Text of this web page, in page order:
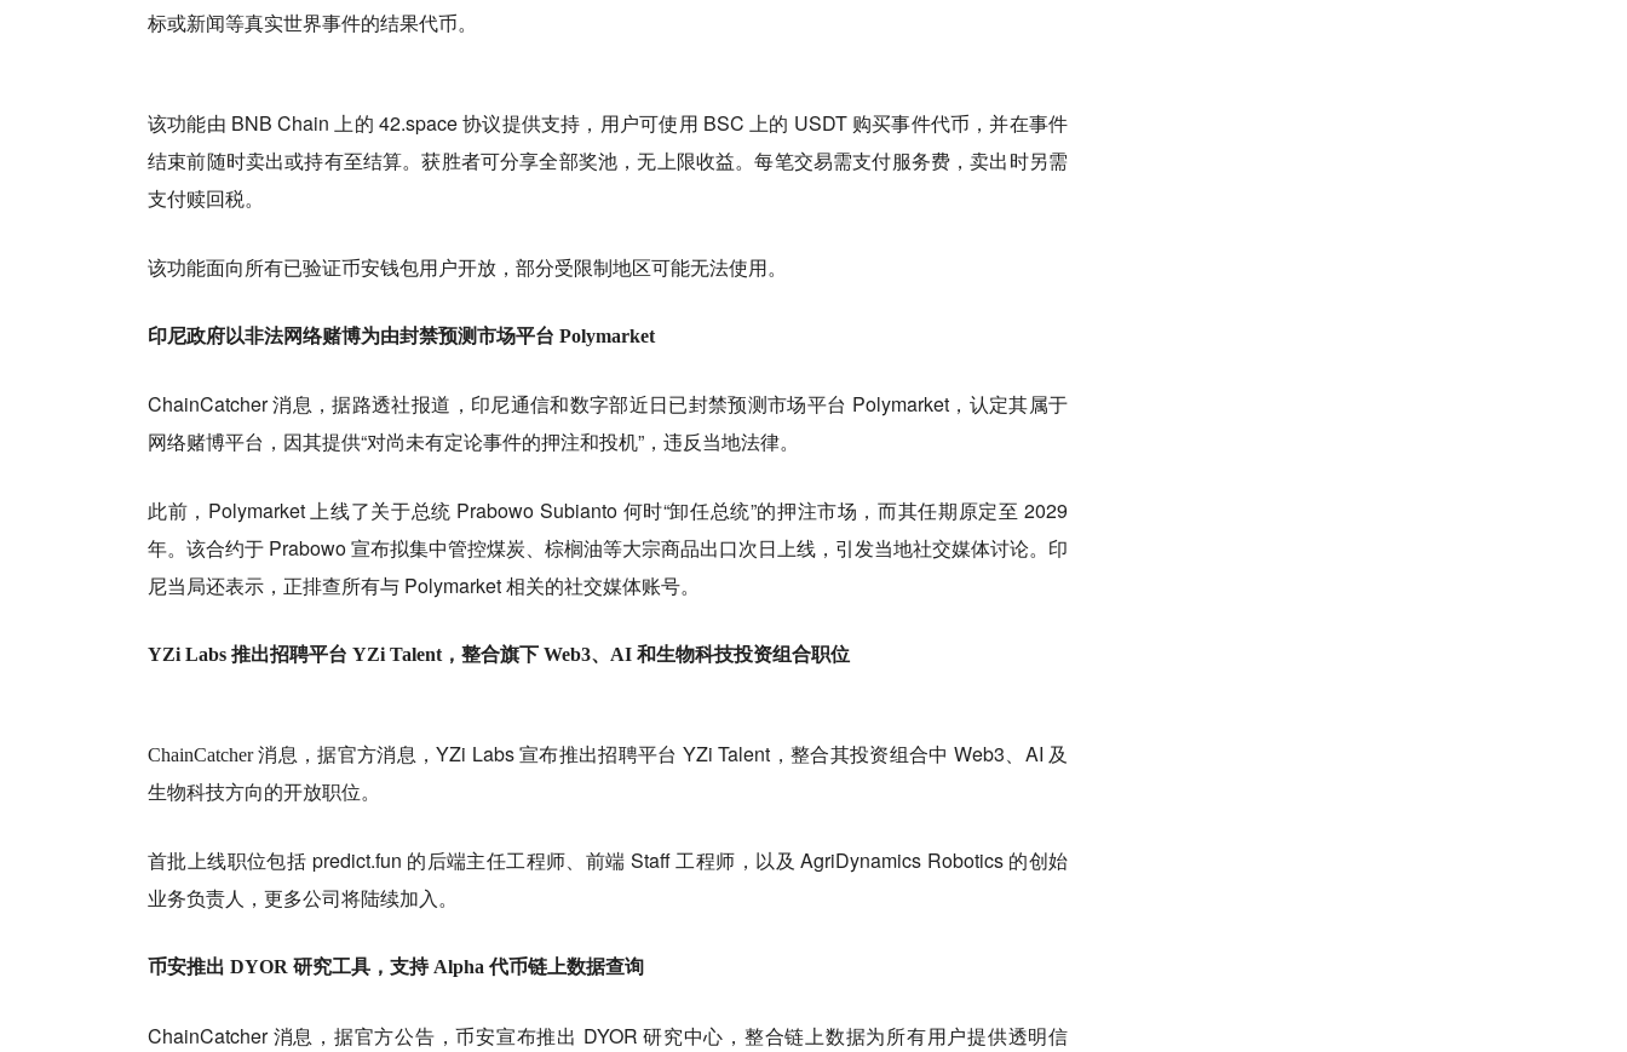
标或新闻等真实世界事件的结果代币。
该功能由 BNB Chain 上的 42.space 协议提供支持，用户可使用 BSC 上的 USDT 购买事件代币，并在事件
结束前随时卖出或持有至结算。获胜者可分享全部奖池，无上限收益。每笔交易需支付服务费，卖出时另需
支付赎回税。
该功能面向所有已验证币安钱包用户开放，部分受限制地区可能无法使用。
印尼政府以非法网络赌博为由封禁预测市场平台 Polymarket
ChainCatcher 消息，据路透社报道，印尼通信和数字部近日已封禁预测市场平台 Polymarket，认定其属于
网络赌博平台，因其提供“对尚未有定论事件的押注和投机”，违反当地法律。
此前，Polymarket 上线了关于总统 Prabowo Subianto 何时“卸任总统”的押注市场，而其任期原定至 2029
年。该合约于 Prabowo 宣布拟集中管控煤炭、棕榈油等大宗商品出口次日上线，引发当地社交媒体讨论。印
尼当局还表示，正排查所有与 Polymarket 相关的社交媒体账号。
YZi Labs 推出招聘平台 YZi Talent，整合旗下 Web3、AI 和生物科技投资组合职位
ChainCatcher 消息，据官方消息，YZi Labs 宣布推出招聘平台 YZi Talent，整合其投资组合中 Web3、AI 及
生物科技方向的开放职位。
首批上线职位包括 predict.fun 的后端主任工程师、前端 Staff 工程师，以及 AgriDynamics Robotics 的创始
业务负责人，更多公司将陆续加入。
币安推出 DYOR 研究工具，支持 Alpha 代币链上数据查询
ChainCatcher 消息，据官方公告，币安宣布推出 DYOR 研究中心，整合链上数据为所有用户提供透明信